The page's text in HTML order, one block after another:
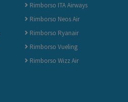
Rimborso ITA Airways
Rimborso Neos Air
Rimborso Ryanair
Rimborso Vueling
Rimborso Wizz Air